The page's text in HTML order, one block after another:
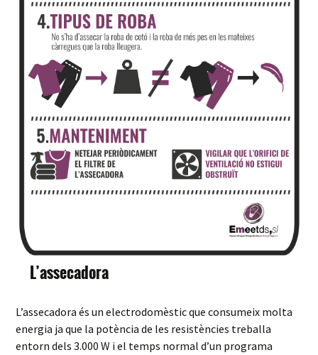
L’assecadora
L’assecadora és un electrodomèstic que consumeix molta
energia ja que la potència de les resistències treballa
entorn dels 3.000 W i el temps normal d’un programa